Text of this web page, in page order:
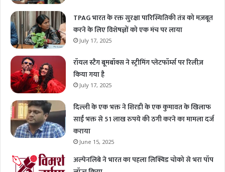
TPAG भारत के रक्त सुरक्षा पारिस्थितिकी तंत्र को मज़बूत
करने के लिए विशेषज्ञों को एक मंच पर लाया
July 17, 2025
रॉयल स्टैग बूमबॉक्स ने स्ट्रीमिंग प्लेटफॉर्म्स पर रिलीज़
किया गया है
July 17, 2025
दिल्ली के एक भक्त ने शिरडी के एक कुमावत के खिलाफ
साईं भक्त से 51 लाख रुपये की ठगी करने का मामला दर्ज
कराया
June 15, 2025
अल्पेनलिबे ने भारत का पहला लिक्विड चोको से भरा पॉप